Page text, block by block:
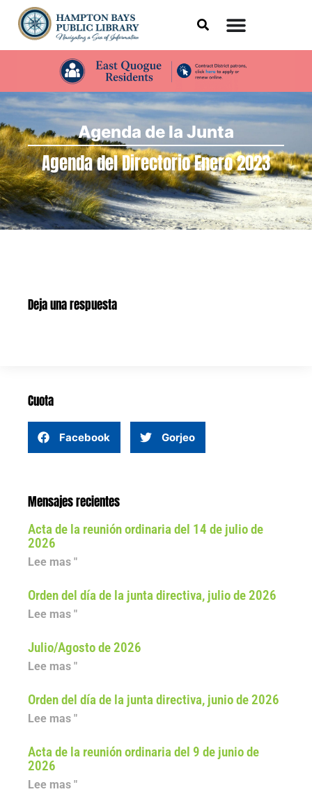
Agenda de la Junta
Agenda del Directorio Enero 2023
Deja una respuesta
Cuota
Facebook Gorjeo
Mensajes recientes
Acta de la reunión ordinaria del 14 de julio de
2026
Lee mas "
Orden del día de la junta directiva, julio de 2026
Lee mas "
Julio/Agosto de 2026
Lee mas "
Orden del día de la junta directiva, junio de 2026
Lee mas "
Acta de la reunión ordinaria del 9 de junio de
2026
Lee mas "